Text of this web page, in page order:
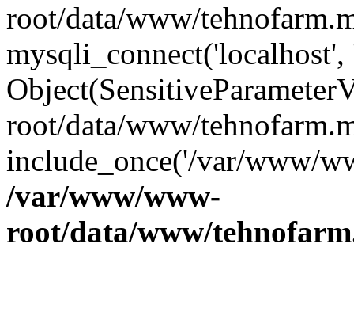
root/data/www/
mysqli_connect('localhost',
root/data/www/
include_once('/var/www/
/var/www/www-
root/data/www/